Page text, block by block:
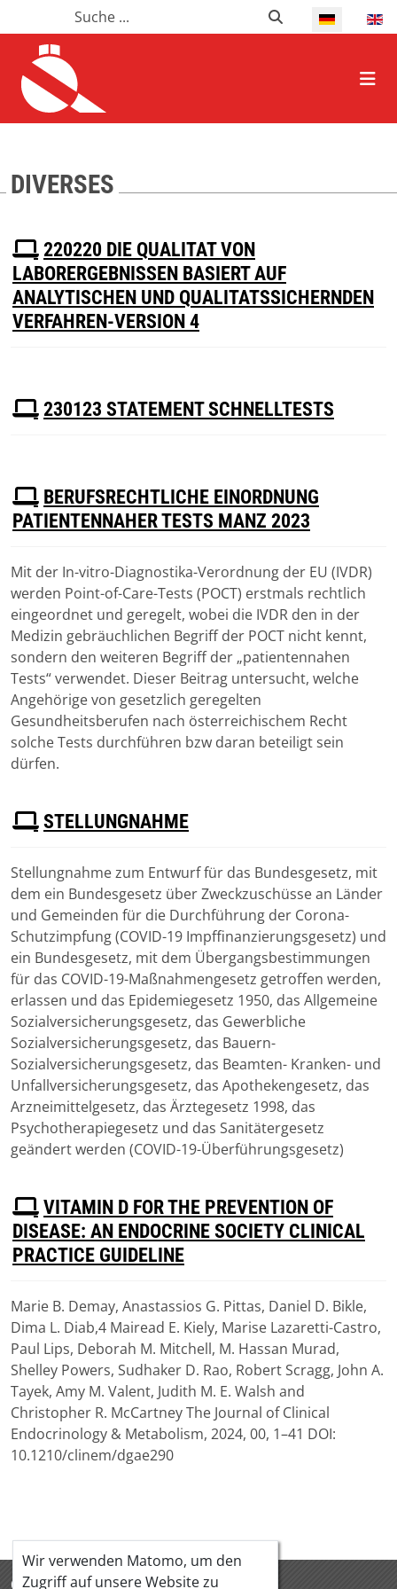
Suchen SuchenSelect your
HOME ALLGEMEIN
DIVERSES
P
D
F
220220 DIE QUALITAT VON
LABORERGEBNISSEN BASIERT AUF
ANALYTISCHEN UND QUALITATSSICHERNDEN
VERFAHREN-VERSION 4
(pdf,
P230123 STATEMENT SCHNELLTESTS
(pdf,
P
D
BERUFSRECHTLICHE EINORDNUNG
PATIENTENNAHER TESTS MANZ 2023
Download
(pdf,183 KB)
Mit der In-vitro-Diagnostika-Verordnung der EU (IVDR)
werden Point-of-Care-Tests (POCT) erstmals rechtlich
eingeordnet und geregelt, wobei die IVDR den in der
Medizin gebräuchlichen Begriff der POCT nicht kennt,
sondern den weiteren Begriff der „patientennahen
Tests“ verwendet. Dieser Beitrag untersucht, welche
Angehörige von gesetzlich geregelten
Gesundheitsberufen nach österreichischem Recht
solche Tests durchführen bzw daran beteiligt sein
dürfen.
P
F
STELLUNGNAHME
Download
(pdf, 442 KB)
Stellungnahme zum Entwurf für das Bundesgesetz, mit
dem ein Bundesgesetz über Zweckzuschüsse an Länder
und Gemeinden für die Durchführung der Corona-
Schutzimpfung (COVID-19 Impffinanzierungsgesetz) und
ein Bundesgesetz, mit dem Übergangsbestimmungen
für das COVID-19-Maßnahmengesetz getroffen werden,
erlassen und das Epidemiegesetz 1950, das Allgemeine
Sozialversicherungsgesetz, das Gewerbliche
Sozialversicherungsgesetz, das Bauern-
Sozialversicherungsgesetz, das Beamten- Kranken- und
Unfallversicherungsgesetz, das Apothekengesetz, das
Arzneimittelgesetz, das Ärztegesetz 1998, das
Psychotherapiegesetz und das Sanitätergesetz
geändert werden (COVID-19-Überführungsgesetz)
P
D
F
VITAMIN D FOR THE PREVENTION OF
DISEASE: AN ENDOCRINE SOCIETY CLINICAL
PRACTICE GUIDELINE
Download
(pdf,1.46 MB)
Marie B. Demay, Anastassios G. Pittas, Daniel D. Bikle,
Dima L. Diab,4 Mairead E. Kiely, Marise Lazaretti-Castro,
Paul Lips, Deborah M. Mitchell, M. Hassan Murad,
Shelley Powers, Sudhaker D. Rao, Robert Scragg, John A.
Tayek, Amy M. Valent, Judith M. E. Walsh and
Christopher R. McCartney The Journal of Clinical
Endocrinology & Metabolism, 2024, 00, 1–41 DOI:
10.1210/clinem/dgae290
ÖQUASTA
Wir verwenden Matomo, um den
Zugriff auf unsere Website zu